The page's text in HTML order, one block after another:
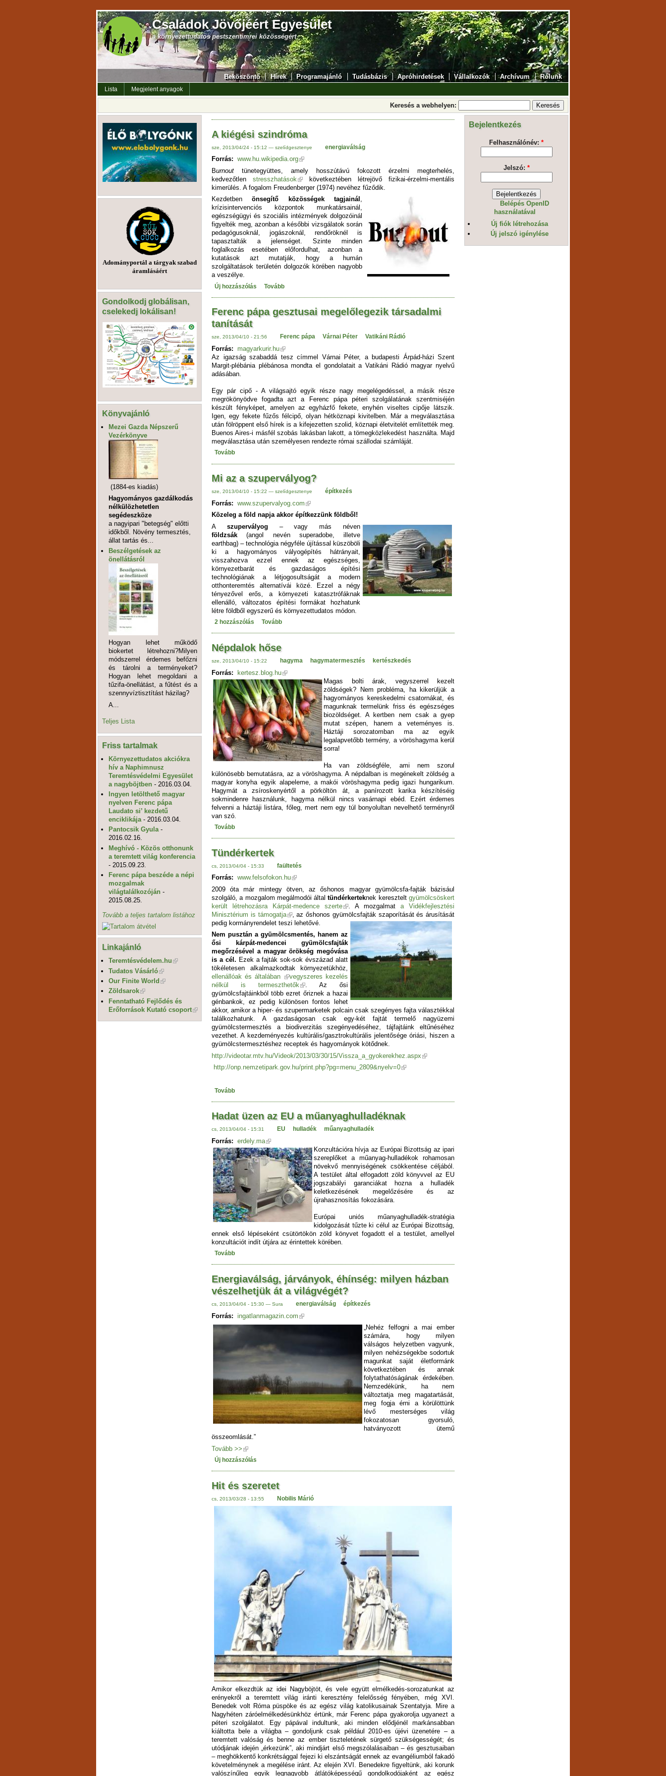
Családok Jövőjéért Egyesület
a környezettudatos pestszentimrei közösségért
Beköszöntő Hírek Programajánló Tudásbázis Apróhirdetések Vállalkozók Archívum Rólunk
Lista Megjelent anyagok
Keresés a webhelyen:
Adományportál a tárgyak szabad
áramlásáért
Gondolkodj globálisan,
cselekedj lokálisan!
Könyvajánló
Mezei Gazda Népszerű
Vezérkönyve
(1884-es kiadás)
Hagyományos gazdálkodás
nélkülözhetetlen
segédeszköze
a nagyipari "betegség" előtti
időkből. Növény termesztés,
állat tartás és...
Beszélgetések az
önellátásról
Hogyan lehet működő
biokertet létrehozni?Milyen
módszerrel érdemes befőzni
és tárolni a terményeket?
Hogyan lehet megoldani a
tűzifa-önellátást, a fűtést és a
szennyvíztisztítást házilag?
A...
Teljes Lista
Friss tartalmak
Környezettudatos akciókra
hív a Naphimnusz
Teremtésvédelmi Egyesület
a nagyböjtben - 2016.03.04.
Ingyen letölthető magyar
nyelven Ferenc pápa
Laudato si’ kezdetű
enciklikája - 2016.03.04.
Pantocsik Gyula -
2016.02.16.
Meghívó - Közös otthonunk
a teremtett világ konferencia
- 2015.09.23.
Ferenc pápa beszéde a népi
mozgalmak
világtalálkozóján -
2015.08.25.
Tovább a teljes tartalom listához
Linkajánló
Teremtésvédelem.hu
Tudatos Vásárló
Our Finite World
Zöldsarok
Fenntatható Fejlődés és
Erőforrások Kutató csoport
A kiégési szindróma
sze, 2013/04/24 - 15:12 — szelídgesztenye energiaválság
Forrás: www.hu.wikipedia.org
Burnout tünetegyüttes, amely hosszútávú fokozott érzelmi megterhelés,
kedvezőtlen stresszhatások
következtében létrejövő fizikai-érzelmi-mentális
kimerülés. A fogalom Freudenberger (1974) nevéhez fűződik.
Kezdetben önsegítő közösségek tagjainál ,
krízisintervenciós központok munkatársainál,
egészségügyi és szociális intézmények dolgozóinál
figyelték meg, azonban a későbbi vizsgálatok során
pedagógusoknál, jogászoknál, rendőröknél is
tapasztalták a jelenséget. Szinte minden
foglalkozás esetében előfordulhat, azonban a
kutatások azt mutatják, hogy a humán
szolgáltatások területén dolgozók körében nagyobb
a veszélye.
Új hozzászólás Tovább
Ferenc pápa gesztusai megelőlegezik társadalmi
tanítását
sze, 2013/04/10 - 21:56 Ferenc pápa Várnai Péter Vatikáni Rádió
Forrás:
magyarkurir.hu
Az igazság szabaddá tesz címmel Várnai Péter, a budapesti Árpád-házi Szent
Margit-plébánia plébánosa mondta el gondolatait a Vatikáni Rádió magyar nyelvű
adásában.
Egy pár cipő - A világsajtó egyik része nagy megelégedéssel, a másik része
megrökönyödve fogadta azt a Ferenc pápa péteri szolgálatának szentmiséjén
készült fényképet, amelyen az egyházfő fekete, enyhén viseltes cipője látszik.
Igen, egy fekete fűzős félcipő, olyan hétköznapi kivitelben. Már a megválasztása
után fölröppent első hírek is a kifejezetten szolid, köznapi életvitelét említették meg.
Buenos Aires-i másfél szobás lakásban lakott, a tömegközlekedést használta. Majd
megválasztása után személyesen rendezte római szállodai számláját.
Tovább
Mi az a szupervályog?
sze, 2013/04/10 - 15:22 — szelídgesztenye építkezés
Forrás: www.szupervalyog.com
Közeleg a föld napja akkor építkezzünk földből!
A szupervályog – vagy más néven
földzsák(angol nevén superadobe, illetve
earthbag) – technológia négyféle újítással küszöböli
ki a hagyományos vályogépítés hátrányait,
visszahozva ezzel ennek az egészséges,
környezetbarát és gazdaságos építési
technológiának a létjogosultságát a modern
otthonteremtés alternatívái közé. Ezzel a négy
tényezővel erős, a környezeti katasztrófáknak
ellenálló, változatos építési formákat hozhatunk
létre földből egyszerű és környezettudatos módon.
2 hozzászólás Tovább
Népdalok hőse
sze, 2013/04/10 - 15:22 hagyma hagymatermesztés kertészkedés
Forrás: kertesz.blog.hu
Magas bolti árak, vegyszerrel kezelt
zöldségek? Nem probléma, ha kikerüljük a
hagyományos kereskedelmi csatornákat, és
magunknak termelünk friss és egészséges
biozöldséget. A kertben nem csak a gyep
mutat szépen, hanem a veteményes is.
Háztáji sorozatomban ma az egyik
legalapvetőbb termény, a vöröshagyma kerül
sorra!
Ha van zöldségféle, ami nem szorul
különösebb bemutatásra, az a vöröshagyma. A népdalban is megénekelt zöldség a
magyar konyha egyik alapeleme, a makói vöröshagyma pedig igazi hungarikum.
Hagymát a zsíroskenyértől a pörköltön át, a panírozott karika készítéséig
sokmindenre használunk, hagyma nélkül nincs vasárnapi ebéd. Ezért érdemes
felvenni a háztáji listára, főleg, mert nem egy túl bonyolultan nevelhető terményről
van szó.
Tovább
Tündérkertek
cs, 2013/04/04 - 15:33 faültetés
Forrás: www.felsofokon.hu
2009 óta már mintegy ötven, az őshonos magyar gyümölcsfa-fajták bázisául
szolgáló, a mozgalom megálmodói általtündérkerteknek kereszteltgyümölcsöskert
került létrehozásra Kárpát-medence szerte
. A mozgalmat a Vidékfejlesztési
Minisztérium is támogatja
, az őshonos gyümölcsfajták szaporítását és árusítását
pedig kormányrendelet teszi lehetővé.
Nem pusztán a gyümölcsmentés, hanem az
ősi kárpát-medencei gyümölcsfajták
megőrzésével a magyar örökség megóvása
is a cél. Ezek a fajták sok-sok évszázad alatt
tökéletesen alkalmazkodtak környezetükhöz,
ellenállóak és általában
vegyszeres kezelés
nélkül is termeszthetők
. Az ősi
gyümölcsfajtáinkból több ezret őriznek a hazai
génbankok, ez pedig különösen fontos lehet
akkor, amikor a hiper- és szupermarketek polcain csak szegényes fajta választékkal
találkozhatunk. A gazdaságosan csak egy-két fajtát termelő nagyüzemi
gyümölcstermesztés a biodiverzitás szegényedéséhez, tájfajtáink eltűnéséhez
vezethet. A kezdeményezés kultúrális/gasztrokultúrális jelentősége óriási, hiszen a
gyümölcstermesztéshez receptek és hagyományok kötődnek.
http://videotar.mtv.hu/Videok/2013/03/30/15/Vissza_a_gyokerekhez.aspx
http://onp.nemzetipark.gov.hu/print.php?pg=menu_2809&nyelv=0
Tovább
Hadat üzen az EU a műanyaghulladéknak
cs, 2013/04/04 - 15:31 EU hulladék műanyaghulladék
Forrás: erdely.ma
Konzultációra hívja az Európai Bizottság az ipari
szereplőket a műanyag-hulladékok rohamosan
növekvő mennyiségének csökkentése céljából.
A testület által elfogadott zöld könyvvel az EU
jogszabályi garanciákat hozna a hulladék
keletkezésének megelőzésére és az
újrahasznosítás fokozására.
Európai uniós műanyaghulladék-stratégia
kidolgozását tűzte ki célul az Európai Bizottság,
ennek első lépéseként csütörtökön zöld könyvet fogadott el a testület, amellyel
konzultációt indít útjára az érintettek körében.
Tovább
Energiaválság, járványok, éhínség: milyen házban
vészelhetjük át a világvégét?
cs, 2013/04/04 - 15:30 — Sura energiaválság építkezés
Forrás: ingatlanmagazin.com
„Nehéz felfogni a mai ember
számára, hogy milyen
válságos helyzetben vagyunk,
milyen nehézségekbe sodortuk
magunkat saját életformánk
következtében és annak
folytathatóságának érdekében.
Nemzedékünk, ha nem
változtatja meg magatartását,
meg fogja érni a körülöttünk
lévő mesterséges világ
fokozatosan gyorsuló,
hatványozott ütemű
összeomlását.”
Tovább >>
Új hozzászólás
Hit és szeretet
cs, 2013/03/28 - 13:55 Nobilis Márió
Amikor elkezdtük az idei Nagyböjtöt, és vele együtt elmélkedés-sorozatunkat az
erényekről a teremtett világ iránti keresztény felelősség fényében, még XVI.
Benedek volt Róma püspöke és az egész világ katolikusainak Szentatyja. Mire a
Nagyhéten záróelmélkedésünkhöz értünk, már Ferenc pápa gyakorolja ugyanezt a
péteri szolgálatot. Egy pápával indultunk, aki minden elődjénél markánsabban
kiáltotta bele a világba – gondoljunk csak például 2010-es újévi üzenetére – a
teremtett valóság és benne az ember tiszteletének sürgető szükségességét; és
utódjának idején „érkezünk”, aki mindjárt első megszólalásaiban – és gesztusaiban
– meghökkentő konkrétsággal fejezi ki elszántságát ennek az evangéliumból fakadó
követelménynek a megélése iránt. Az elején XVI. Benedekre figyeltünk, aki korunk
valószínűleg egyik legnagyobb átlátóképességű gondolkodójaként az egész
Bejelentkezés
Felhasználónév: *
Jelszó: *
Belépés OpenID
használatával
Új fiók létrehozása
Új jelszó igénylése